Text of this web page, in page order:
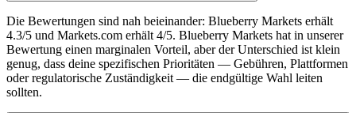
Die Bewertungen sind nah beieinander: Blueberry Markets erhält
4.3/5 und Markets.com erhält 4/5. Blueberry Markets hat in unserer
Bewertung einen marginalen Vorteil, aber der Unterschied ist klein
genug, dass deine spezifischen Prioritäten — Gebühren, Plattformen
oder regulatorische Zuständigkeit — die endgültige Wahl leiten
sollten.